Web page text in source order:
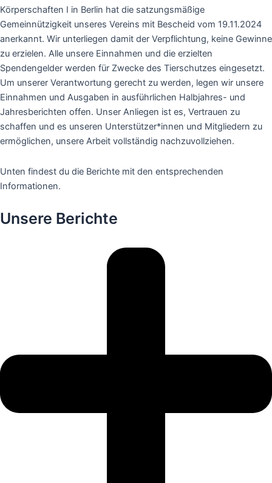
Körperschaften I in Berlin hat die satzungsmäßige
Gemeinnützigkeit unseres Vereins mit Bescheid vom 19.11.2024
anerkannt. Wir unterliegen damit der Verpflichtung, keine Gewinne
zu erzielen. Alle unsere Einnahmen und die erzielten
Spendengelder werden für Zwecke des Tierschutzes eingesetzt.
Um unserer Verantwortung gerecht zu werden, legen wir unsere
Einnahmen und Ausgaben in ausführlichen Halbjahres- und
Jahresberichten offen. Unser Anliegen ist es, Vertrauen zu
schaffen und es unseren Unterstützer*innen und Mitgliedern zu
ermöglichen, unsere Arbeit vollständig nachzuvollziehen.
Unten findest du die Berichte mit den entsprechenden
Informationen.
Unsere Berichte